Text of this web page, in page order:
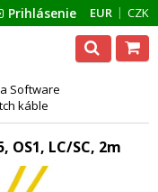
EUR CZK
Prihlásenie
Software
káble
LC/SC, 2m